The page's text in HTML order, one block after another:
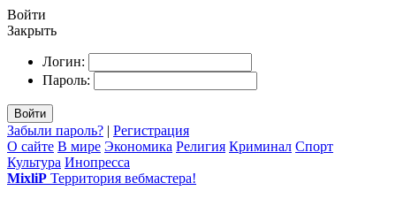
Войти
Закрыть
Логин:
Пароль:
Войти
Забыли пароль? | Регистрация
О сайте В мире Экономика Религия Криминал Спорт
Культура Инопресса
MixliP Территория вебмастера!